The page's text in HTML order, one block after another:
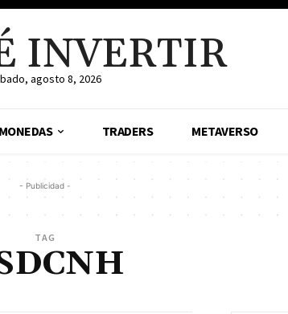
INVERTIR
agosto 8, 2026
TRADERS METAVERSO
- Publicidad -
TAG